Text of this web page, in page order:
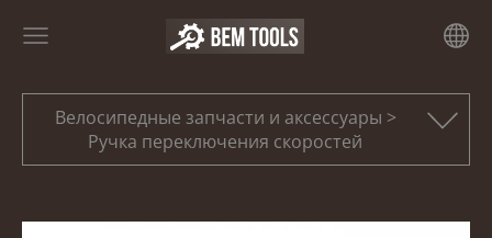
Велосипедные запчасти и аксессуары >
Ручка переключения скоростей